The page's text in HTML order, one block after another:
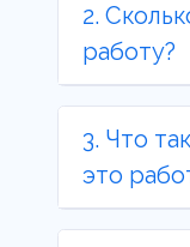
2.
работу?
3. Что
это